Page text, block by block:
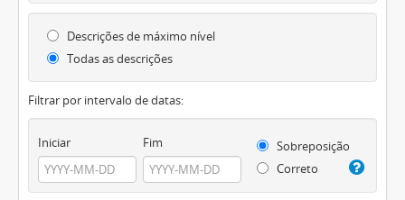
Descrições de máximo nível
Todas as descrições
Filtrar por intervalo de datas:
Iniciar Fim
Sobreposição
Correto